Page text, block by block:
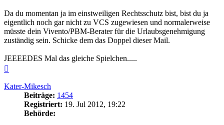
Da du momentan ja im einstweiligen Rechtsschutz bist, bist du ja
eigentlich noch gar nicht zu VCS zugewiesen und normalerweise
müsste dein Vivento/PBM-Berater für die Urlaubsgenehmigung
zuständig sein. Schicke dem das Doppel dieser Mail.
JEEEEDES Mal das gleiche Spielchen.....
Kater-Mikesch
Beiträge: 1454
Registriert: 19. Jul 2012, 19:22
Behörde: